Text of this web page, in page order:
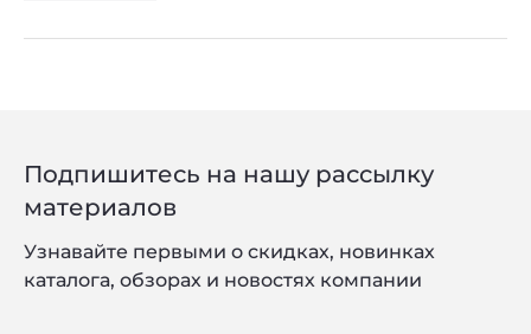
Подпишитесь на нашу рассылку
материалов
Узнавайте первыми о скидках, новинках
каталога, обзорах и новостях компании